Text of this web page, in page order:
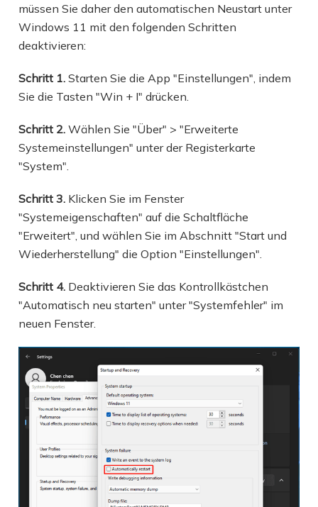
müssen Sie daher den automatischen Neustart unter
Windows 11 mit den folgenden Schritten
deaktivieren:
Schritt 1.Starten Sie die App "Einstellungen", indem
Sie die Tasten "Win + I" drücken.
Schritt 2.Wählen Sie "Über" > "Erweiterte
Systemeinstellungen" unter der Registerkarte
"System".
Schritt 3. Klicken Sie im Fenster
"Systemeigenschaften" auf die Schaltfläche
"Erweitert", und wählen Sie im Abschnitt "Start und
Wiederherstellung" die Option "Einstellungen".
Schritt 4. Deaktivieren Sie das Kontrollkästchen
"Automatisch neu starten" unter "Systemfehler" im
neuen Fenster.